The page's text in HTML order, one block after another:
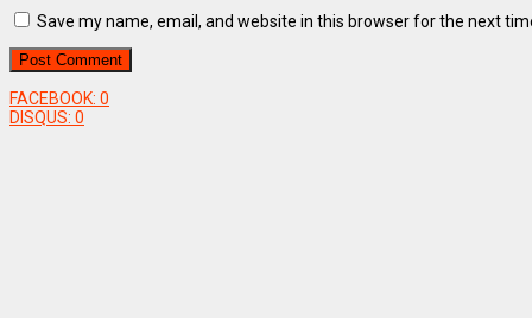
Save my name, email, and website in this browser for the next
FACEBOOK: 0
DISQUS: 0